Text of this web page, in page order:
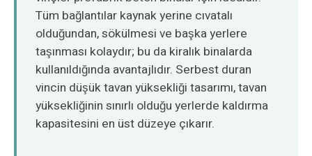
Tüm bağlantılar kaynak yerine cıvatalı
olduğundan, sökülmesi ve başka yerlere
taşınması kolaydır; bu da kiralık binalarda
kullanıldığında avantajlıdır. Serbest duran
vincin düşük tavan yüksekliği tasarımı, tavan
yüksekliğinin sınırlı olduğu yerlerde kaldırma
kapasitesini en üst düzeye çıkarır.